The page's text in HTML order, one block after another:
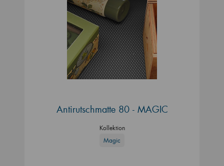
Antirutschmatte 80 - MAGIC
Kollektion
Magic